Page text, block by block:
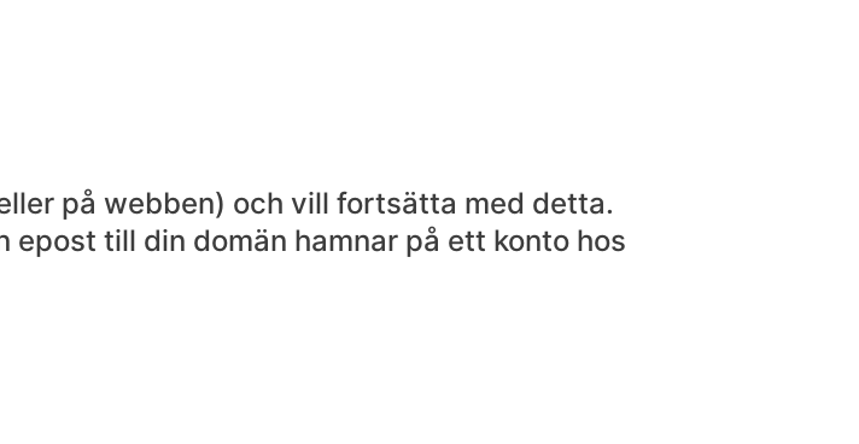
på webben) och vill fortsätta med detta.
epost till din domän hamnar på ett konto hos